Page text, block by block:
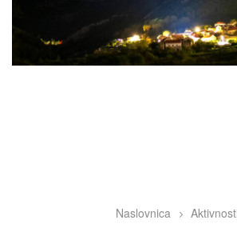
BreadcrumbNaslovnica